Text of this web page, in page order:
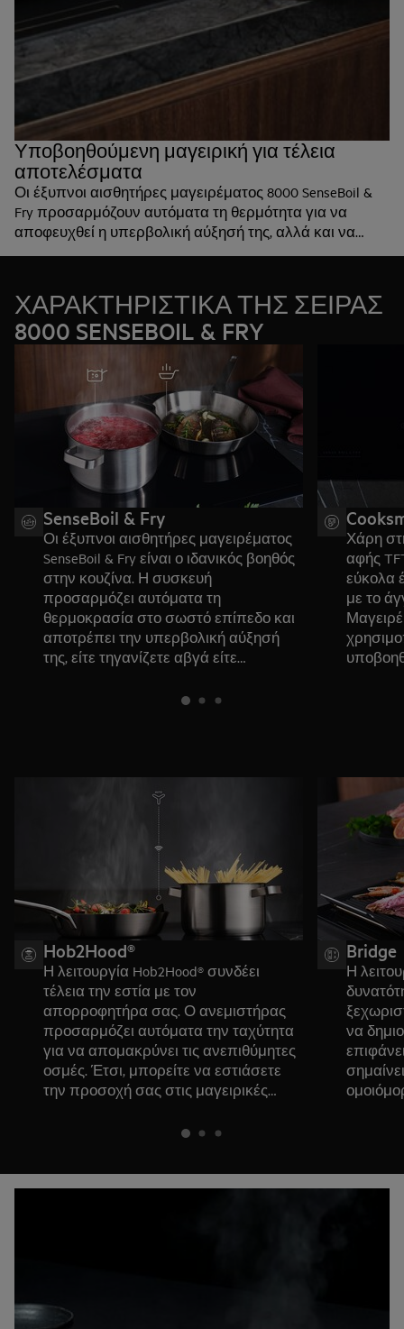
Υποβοηθούμενη μαγειρική για τέλεια
αποτελέσματα
Οι έξυπνοι αισθητήρες μαγειρέματος 8000 SenseBoil &
Fry προσαρμόζουν αυτόματα τη θερμότητα για να
αποφευχθεί η υπερβολική αύξησή της, αλλά και να
ΧΑΡΑΚΤΗΡΙΣΤΙΚΑ ΤΗΣ ΣΕΙΡΑΣ
8000 SENSEBOIL & FRY
SenseBoil & Fry
Οι έξυπνοι αισθητήρες μαγειρέματος
SenseBoil & Fry είναι ο ιδανικός βοηθός
στην κουζίνα. Η συσκευή
προσαρμόζει αυτόματα τη
θερμοκρασία στο σωστό επίπεδο και
αποτρέπει την υπερβολική αύξησή
της, είτε τηγανίζετε αβγά είτε
Χάρη
αφής
εύκολα
με το
Hob2Hood®
Η λειτουργία Hob2Hood® συνδέει
τέλεια την εστία με τον
απορροφητήρα σας. Ο ανεμιστήρας
προσαρμόζει αυτόματα την ταχύτητα
για να απομακρύνει τις ανεπιθύμητες
οσμές. Έτσι, μπορείτε να εστιάσετε
την προσοχή σας στις μαγειρικές
Bridge
Η
να